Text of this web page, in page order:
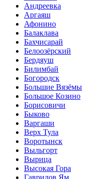
Андреевка
Аргаяш
Афонино
Балаклава
Бахчисарай
Белоозёрский
Бердяуш
Билимбай
Богородск
Большие Вязёмы
Большое Козино
Борисовичи
Быково
Варгаши
Верх Тула
Воротынск
Выльгорт
Вырица
Высокая Гора
Гаврилов Ям